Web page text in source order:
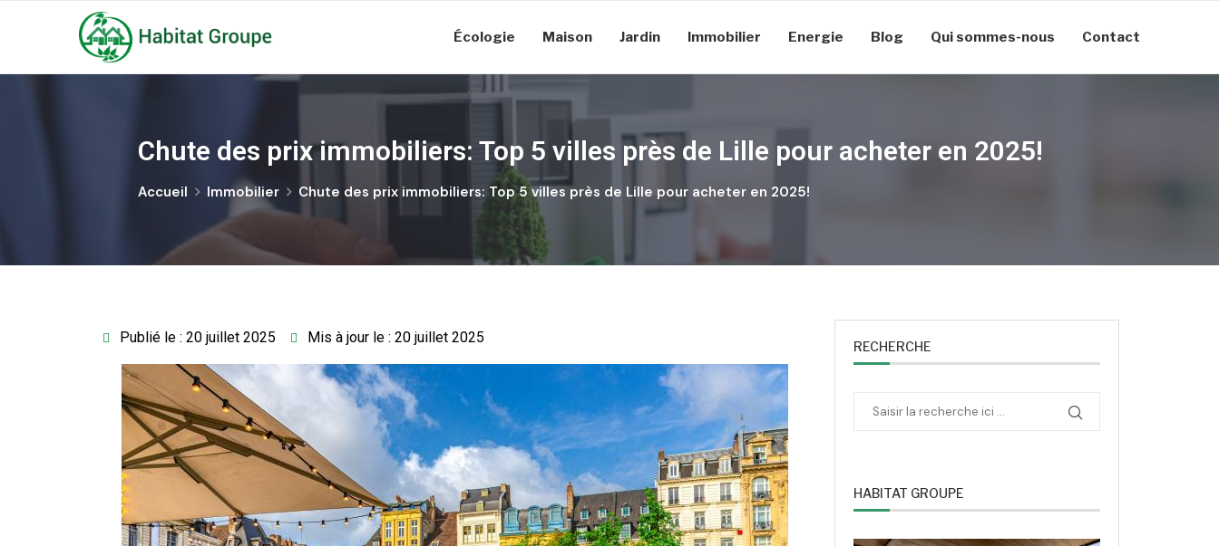
Écologie Maison Jardin Immobilier Energie Blog Qui sommes-nous Contact
Chute des prix immobiliers: Top 5 villes près de Lille pour acheter en 2025!
Accueil Immobilier Chute des prix immobiliers: Top 5 villes près de Lille pour acheter en 2025!
Publié le : 20 juillet 2025 Mis à jour le : 20 juillet 2025
RECHERCHE
HABITAT GROUPE